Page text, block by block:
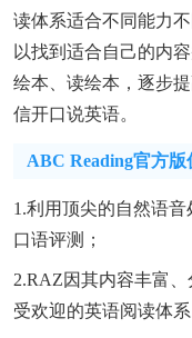
读体系适合不同能力
以找到适合自己的内
绘本、读绘本，逐步
信开口说英语。
ABC Reading官方版
1.利用顶尖的自然语
口语评测；
2.RAZ因其内容丰富
受欢迎的英语阅读体系